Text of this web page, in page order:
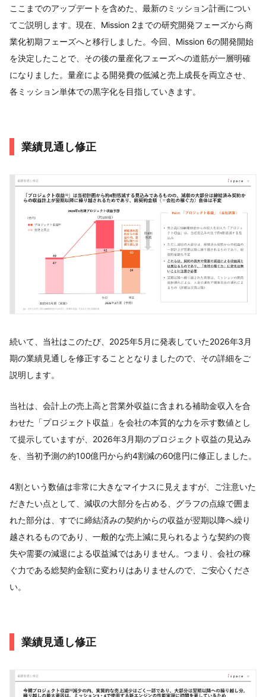
ここまでのアップデートを含めた、最新のミッション計画につい
てご説明します。現在、Mission 2までの研究開発フェーズから商
業化初期フェーズへと移行しました。今回、Mission 6の開発開始
を決定したことで、その後の量産化フェーズへの道筋が一層明確
になりました。量産による開発費の低減と売上成長を両立させ、
各ミッション単体での黒字化を目指していきます。
業績見通し修正
続いて、当社はこのたび、2025年5月に発表していた2026年3月
期の業績見通しを修正することとなりましたので、その詳細をご
説明します。
当社は、会計上の売上高と営業外収益に含まれる補助金収入を合
わせた「プロジェクト収益」を会社の本質的な力を示す数値とし
て提示していますが、2026年3月期のプロジェクト収益の見込み
を、当初予測の約100億円から約4割減の60億円に修正しました。
4割という数値は非常に大きなマイナスに見えますが、ご注意いた
だきたい点として、減収の大部分を占める、グラフの点線で囲ま
れた部分は、すでに締結済みの契約からの収益が翌期以降へ繰り
越されるものであり、一般的な売上減に見られるような契約の喪
失や需要の減退による収益減ではありません。つまり、会社の稼
ぐ力である総契約金額に変わりはありませんので、ご安心くださ
い。
業績見通し修正